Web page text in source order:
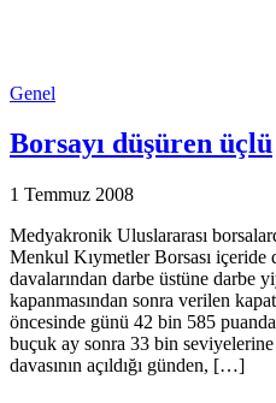
Genel
Borsayı düşüren üçlü
1 Temmuz 2008
Medyakronik Uluslararası
Menkul Kıymetler Borsası
davalarından darbe üstüne darbe
kapanmasından sonra verilen
öncesinde günü 42 bin 585
buçuk ay sonra 33 bin
davasının açıldığı günden, […]